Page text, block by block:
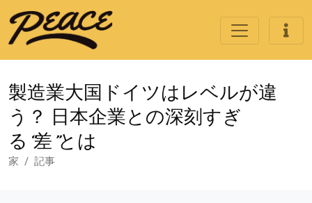
製造業大国ドイツはレベルが違
う？ 日本企業との深刻すぎ
る“差”とは
家 記事